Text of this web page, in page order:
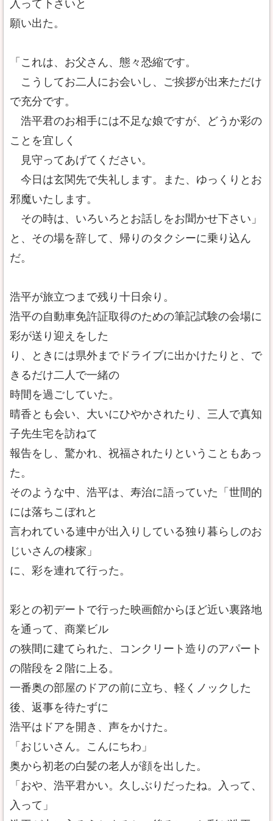
入って下さいと
願い出た。
「これは、お父さん、態々恐縮です。
こうしてお二人にお会いし、ご挨拶が出来ただけ
で充分です。
浩平君のお相手には不足な娘ですが、どうか彩の
ことを宜しく
見守ってあげてください。
今日は玄関先で失礼します。また、ゆっくりとお
邪魔いたします。
その時は、いろいろとお話しをお聞かせ下さい」
と、その場を辞して、帰りのタクシーに乗り込ん
だ。
浩平が旅立つまで残り十日余り。
浩平の自動車免許証取得のための筆記試験の会場に
彩が送り迎えをした
り、ときには県外までドライブに出かけたりと、で
きるだけ二人で一緒の
時間を過ごしていた。
晴香とも会い、大いにひやかされたり、三人で真知
子先生宅を訪ねて
報告をし、驚かれ、祝福されたりということもあっ
た。
そのような中、浩平は、寿治に語っていた「世間的
には落ちこぼれと
言われている連中が出入りしている独り暮らしのお
じいさんの棲家」
に、彩を連れて行った。
彩との初デートで行った映画館からほど近い裏路地
を通って、商業ビル
の狭間に建てられた、コンクリート造りのアパート
の階段を２階に上る。
一番奥の部屋のドアの前に立ち、軽くノックした
後、返事を待たずに
浩平はドアを開き、声をかけた。
「おじいさん。こんにちわ」
奥から初老の白髪の老人が顔を出した。
「おや、浩平君かい。久しぶりだったね。入って、
入って」